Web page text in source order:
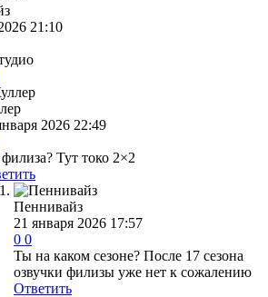
21:10
2026 22:49
Тут токо 2×2
Пеннивайз
21 января 2026 17:57
0 0
Ты на каком сезоне? После 17 сезона
озвучки филизы уже нет к сожалению
Ответить